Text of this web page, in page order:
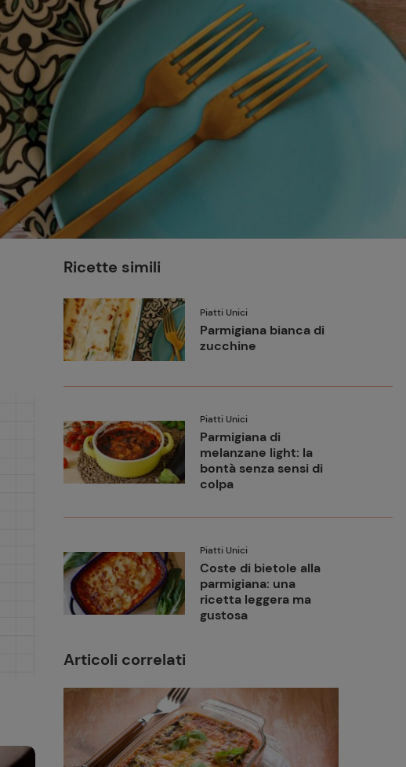
Finferli, animelle e
salsa ai frutti rossi
Come affumicare:
legna ed erbe da
usare
perduta
Ricette simili
Piatti Unici
Parmigiana bianca di
zucchine
Piatti Unici
Parmigiana di
melanzane light: la
bontà senza sensi di
colpa
Piatti Unici
Coste di bietole alla
parmigiana: una
ricetta leggera ma
gustosa
Articoli correlati